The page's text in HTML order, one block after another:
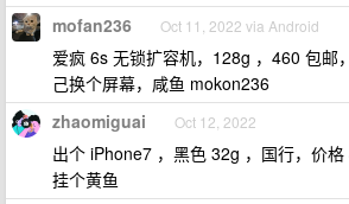
mofan236 Oct 11, 2022 via Android
爱疯 6s 无锁扩容机，128g ，460 包邮
己换个屏幕，咸鱼 mokon236
zhaomiguai Oct 12, 2022
出个 iPhone7 ，黑色 32g ，国行，价
挂个黄鱼